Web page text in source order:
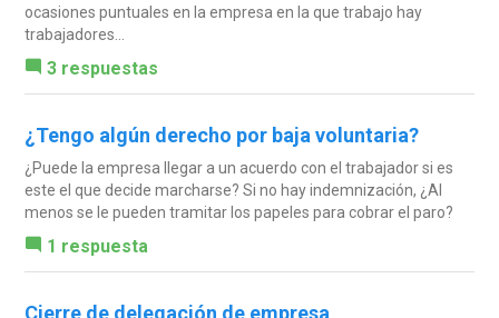
ocasiones puntuales en la empresa en la que trabajo hay
trabajadores...
3 respuestas
¿Tengo algún derecho por baja voluntaria?
¿Puede la empresa llegar a un acuerdo con el trabajador si es
este el que decide marcharse? Si no hay indemnización, ¿Al
menos se le pueden tramitar los papeles para cobrar el paro?
1 respuesta
Cierre de delegación de empresa